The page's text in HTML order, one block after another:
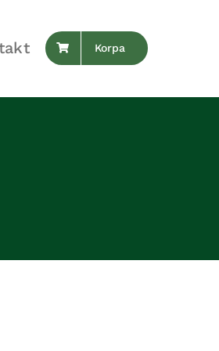
Korpa